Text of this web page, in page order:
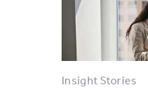
Insight Stories